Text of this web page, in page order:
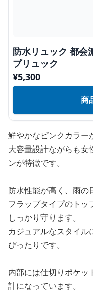
防水リュック 都会
プリュック
¥5,300
商
鮮やかなピンクカラー
大容量設計ながらも女
ンが特徴です。
防水性能が高く、雨の
フラップタイプのトッ
しっかり守ります。
カジュアルなスタイ
ぴったりです。
内部には仕切りポケッ
計になっています。